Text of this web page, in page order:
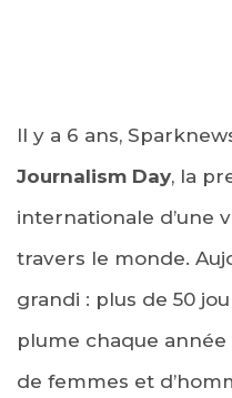
Il y a 6 ans,
Journalism Day, la
internationale d’une
travers le monde.
grandi : plus de 50
plume chaque
de femmes et